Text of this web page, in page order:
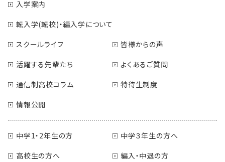
入学案内
転入学(転校)・編入学について
スクールライフ
皆様からの声
活躍する先輩たち
よくあるご質問
通信制高校コラム
特待生制度
情報公開
中学1・2年生の方
中学３年生の方へ
高校生の方へ
編入・中退の方